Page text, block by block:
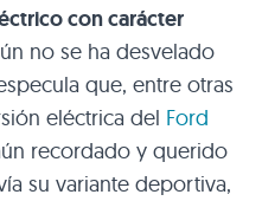
con carácter
no se ha desvelado
que, entre otras
eléctrica del Ford
recordado y querido
su variante deportiva,